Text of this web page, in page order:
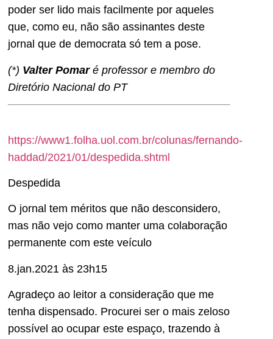
poder ser lido mais facilmente por aqueles
que, como eu, não são assinantes deste
jornal que de democrata só tem a pose.
(*) Valter Pomaré professor e membro do
Diretório Nacional do PT
https://www1.folha.uol.com.br/colunas/fernando-
haddad/2021/01/despedida.shtml
Despedida
O jornal tem méritos que não desconsidero,
mas não vejo como manter uma colaboração
permanente com este veículo
8.jan.2021 às 23h15
Agradeço ao leitor a consideração que me
tenha dispensado. Procurei ser o mais zeloso
possível ao ocupar este espaço, trazendo à